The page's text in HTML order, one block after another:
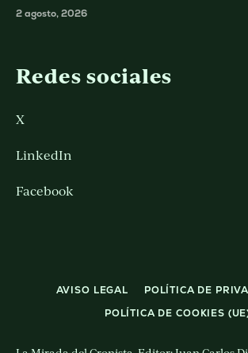
2 agosto, 2026
Redes sociales
X
LinkedIn
Facebook
AVISO LEGAL
POLÍTICA DE
POLÍTICA DE COOKIES